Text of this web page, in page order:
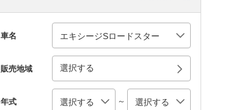
車名
販売地域 選択する
年式 ～